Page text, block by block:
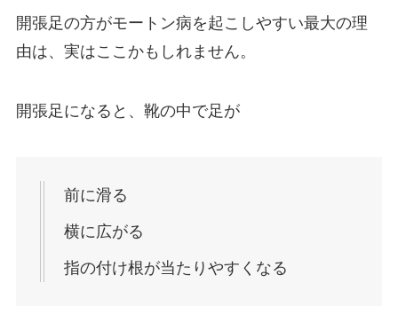
開張足の方がモートン病を起こしやすい最大の理
由は、実はここかもしれません。
開張足になると、靴の中で足が
前に滑る
横に広がる
指の付け根が当たりやすくなる